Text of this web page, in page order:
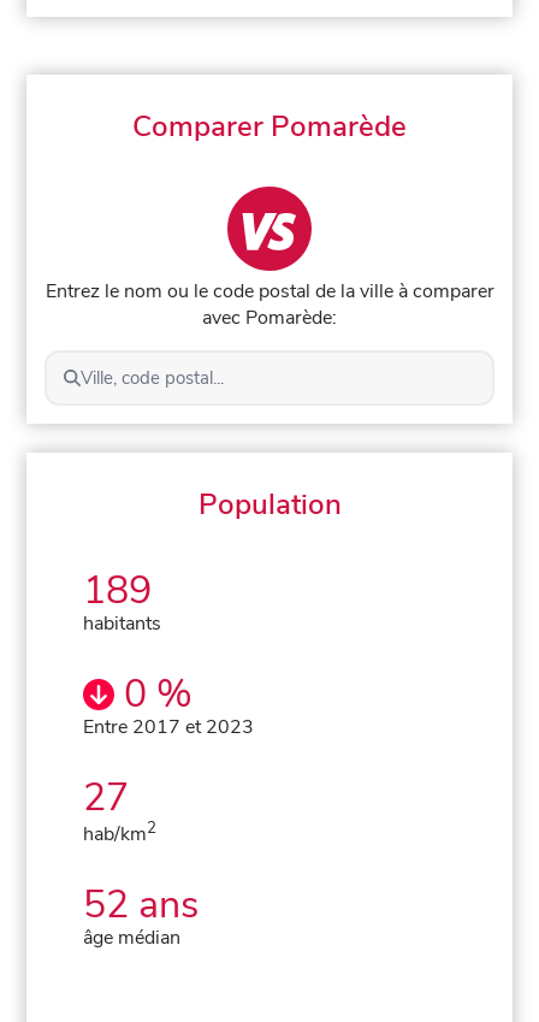
Comparer Pomarède
Entrez le nom ou le code postal de la ville à comparer
avec Pomarède:
Ville, code postal...
Population
189
habitants
0 %
Entre 2017 et 2023
27
hab/km2
52 ans
âge médian